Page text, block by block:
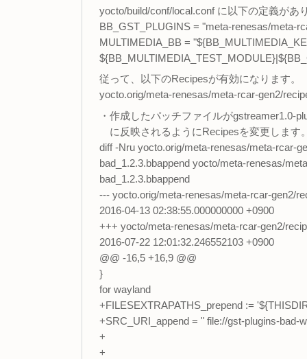
yocto/build/conf/local.conf に以下の定義があ
BB_GST_PLUGINS = "meta-renesas/meta-
MULTIMEDIA_BB =
従って、以下のRecipesが有効になります。
yocto.orig/meta-renesas/meta-rcar-gen2/
・作成したパッチファイルがgstreamer1.0-
に反映されるようにRecipesを変更します
diff -Nru yocto.orig/meta-renesas/meta-rcar-
bad_1.2.3.bbappend yocto/meta-renesas/
bad_1.2.3.bbappend
--- yocto.orig/meta-renesas/meta-rcar-gen2/
2016-04-13 02:38:55.000000000 +0900
+++ yocto/meta-renesas/meta-rcar-gen2/
2016-07-22 12:01:32.246552103 +0900
@@ -16,5 +16,9 @@
}
for wayland
+FILESEXTRAPATHS_prepend :=
+SRC_URI_append = " file://gst-plugins-bad-
+
+